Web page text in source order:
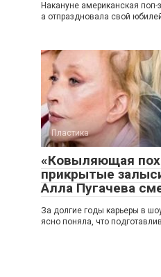
Накануне американская поп-
а отпраздновала свой
Пластика
«Ковыляющая
прикрытые
Алла Пугачева
За долгие годы карьеры в
ясно поняла, что